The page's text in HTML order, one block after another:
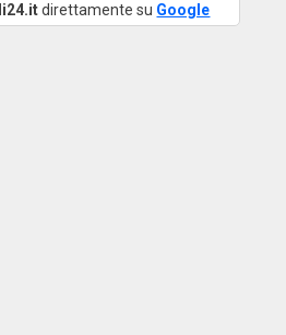
direttamente su Google